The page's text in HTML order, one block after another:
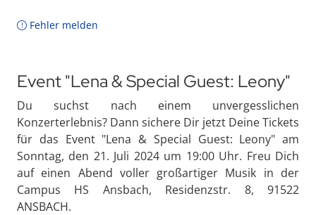
Fehler melden
Event "Lena & Special Guest: Leony"
Du suchst nach einem unvergesslichen
Konzerterlebnis? Dann sichere Dir jetzt Deine Tickets
für das Event "Lena & Special Guest: Leony" am
Sonntag, den 21. Juli 2024 um 19:00 Uhr. Freu Dich
auf einen Abend voller großartiger Musik in der
Campus HS Ansbach, Residenzstr. 8, 91522
ANSBACH.